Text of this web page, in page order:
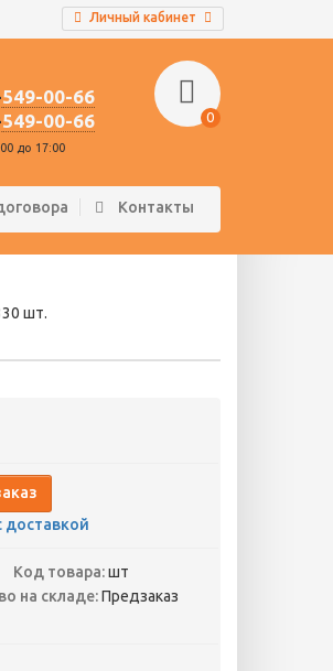
Личный кабинет
549-00-66
549-00-66
до 17:00
0
Контакты
шт.
доставкой
Код товара: шт
на складе:Предзаказ